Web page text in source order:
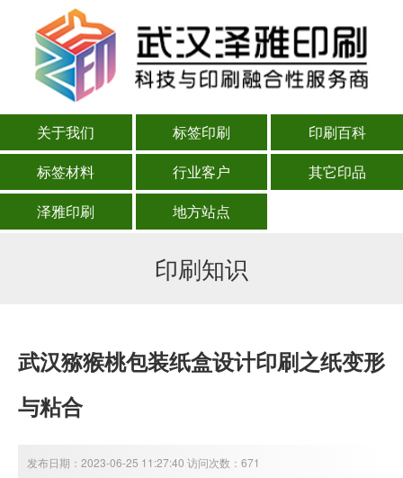
关于我们 标签印刷
印刷百科
标签材料
行业客户
其它印品
泽雅印刷
地方站点
印刷知识
武汉猕猴桃包装纸盒设计印刷之纸变形
与粘合
发布日期：2023-06-25 11:27:40 访问次数：671